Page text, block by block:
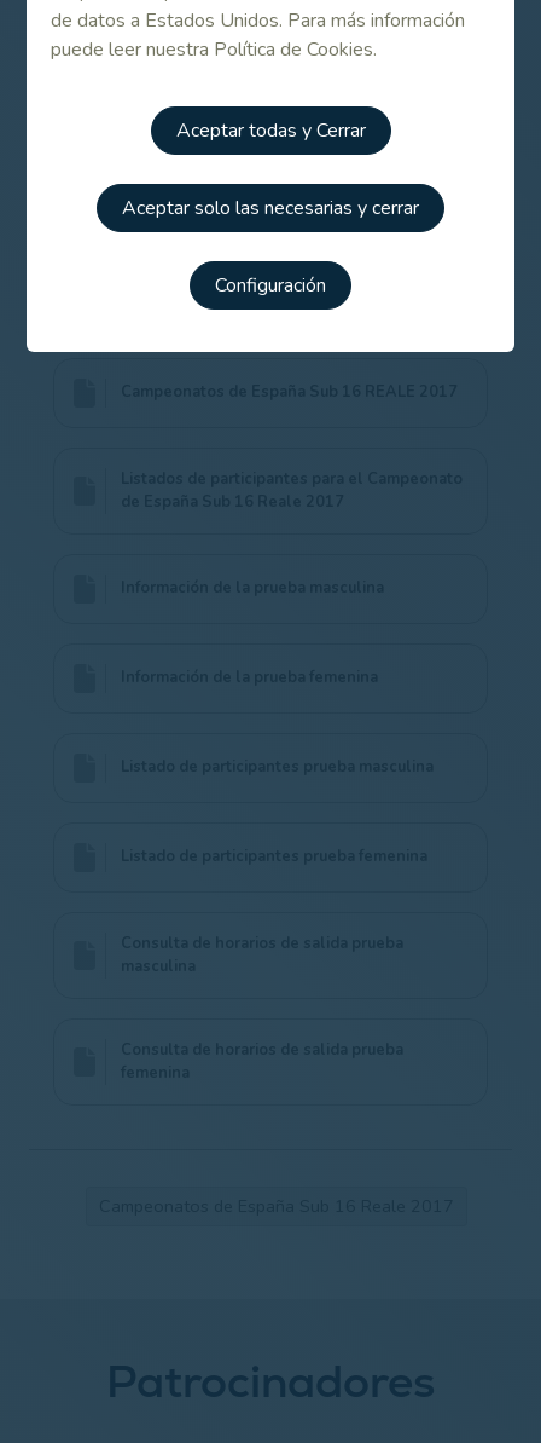
de datos a Estados Unidos. Para más información
puede leer nuestra Política de Cookies.
Aceptar todas y Cerrar
Aceptar solo las necesarias y cerrar
Configuración
Campeonato de España Cadete, ha visto triunfar a
jugadores que hoy se mueven en el ámbito profesional
Ciganda, Marta Silva, Adrián Otaegui, Noemí Jiménez o
información adicional más abajo, en el apartado de
Enlaces Relacionados.
Patrocinadores